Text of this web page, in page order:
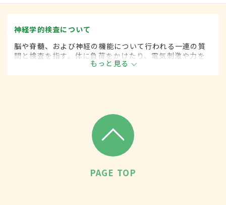
神経学的検査について
脳や脊髄、および神経の機能について行われる一連の質
問と検査を指す。体に負荷をかけたり、電気刺激や力を
加えた際の反応を観察し、精神状態や運動機能、感覚機
能などを調べる。
もっと見る
PAGE TOP